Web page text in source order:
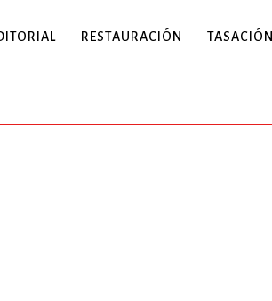
RESTAURACIÓN TASACIÓN